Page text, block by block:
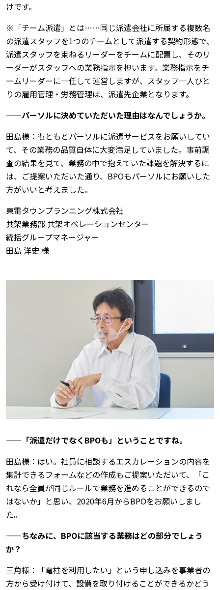
けです。
※「チーム派遣」とは……同じ派遣会社に所属する複数名
の派遣スタッフを1つのチームとして派遣する契約形態で、
派遣スタッフを束ねるリーダーをチームに配置し、そのリ
ーダーがスタッフへの業務指示を担います。業務指示をチ
ームリーダーに一任して運営しますが、スタッフ一人ひと
りの雇用管理・労務管理は、派遣先企業となります。
——パーソルに決めていただいた理由はなんでしょうか。
田島様：もともとパーソルに派遣サービスをお願いしてい
て、その業務の品質自体に大変満足していました。事前調
査の結果を見て、業務の中で抱えていた課題を解決するに
は、ご提案いただいた通り、BPOもパーソルにお願いした
方がいいと考えました。
東電タウンプランニング株式会社
共架業務部 共架オペレーションセンター
統括グループマネージャー
田島 洋史 様
——「派遣だけでなくBPOも」ということですね。
田島様：はい。社員に相談するエスカレーションの内容を
集計できるフォームなどの作成もご提案いただいて、「こ
れなら全員が同じルールで業務を進めることができるので
はないか」と思い、2020年6月からBPOをお願いしまし
た。
——ちなみに、BPOに該当する業務はどの部分でしょう
か？
三角様：「電柱を利用したい」という申し込みを事業者の
方から受け付けて、設備を取り付けることができるかどう